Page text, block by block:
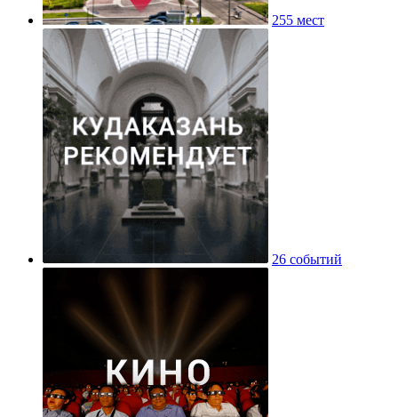
255 мест
26 событий